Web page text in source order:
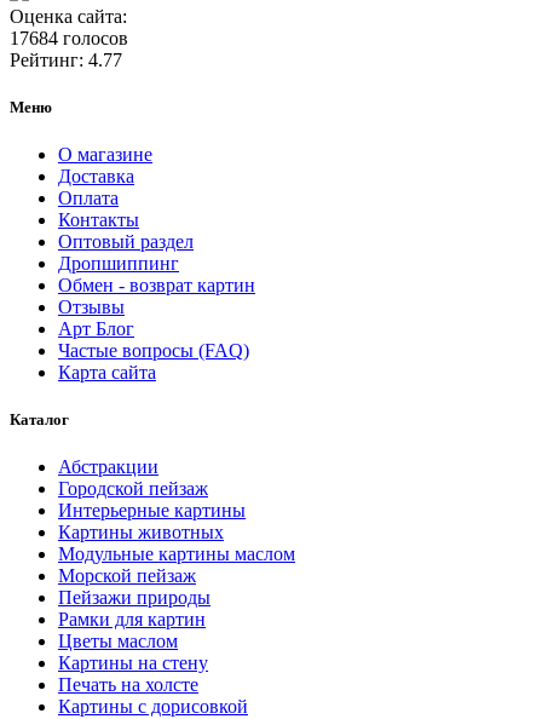
Оценка сайта:
17684 голосов
Рейтинг: 4.77
Меню
О магазине
Доставка
Оплата
Контакты
Оптовый раздел
Дропшиппинг
Обмен - возврат картин
Отзывы
Арт Блог
Частые вопросы (FAQ)
Карта сайта
Каталог
Абстракции
Городской пейзаж
Интерьерные картины
Картины животных
Модульные картины маслом
Морской пейзаж
Пейзажи природы
Рамки для картин
Цветы маслом
Картины на стену
Печать на холсте
Картины с дорисовкой